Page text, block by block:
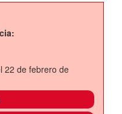
22 de febrero de